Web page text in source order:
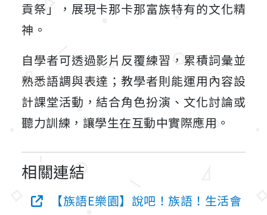
貢祭」，展現卡那卡那富族特有的文化精
神。
自學者可透過影片反覆練習，累積詞彙並
熟悉語調與表達；教學者則能運用內容設
計課堂活動，結合角色扮演、文化討論或
聽力訓練，讓學生在互動中實際應用。
相關連結
【族語E樂園】說吧！族語！生活會